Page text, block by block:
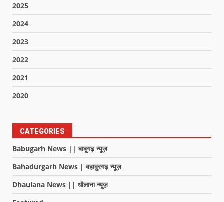
2025
2024
2023
2022
2021
2020
CATEGORIES
Babugarh News || बाबूगढ़ न्यूज़
Bahadurgarh News | बहादुरगढ़ न्यूज़
Dhaulana News || धौलाना न्यूज़